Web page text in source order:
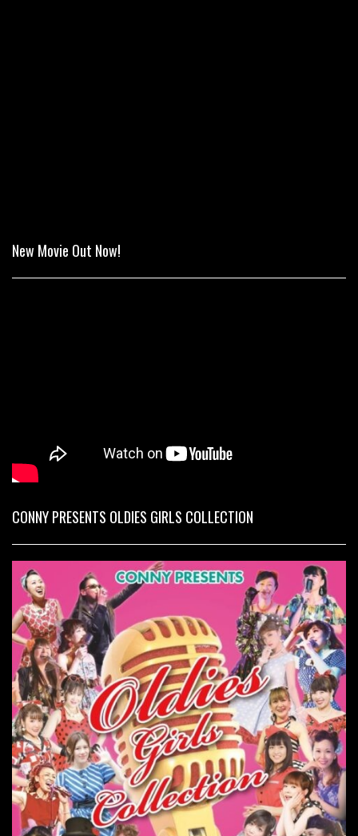
New Movie Out Now!
CONNY PRESENTS OLDIES GIRLS COLLECTION